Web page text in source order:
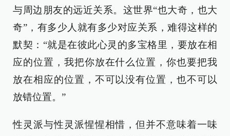
与周边朋友的远近关系。这世界“也大奇，也大
奇”，有多少人就有多少对应关系，难得这样的
默契：“就是在彼此心灵的多宝格里，要放在相
应的位置，我把你放在什么位置，你也要把我
放在相应的位置，不可以没有位置，也不可以
放错位置。”
性灵派与性灵派惺惺相惜，但并不意味着一味